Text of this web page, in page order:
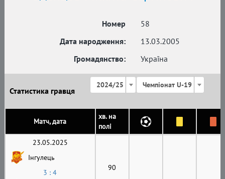
Номер
58
Дата народження:
13.03.2005
Громадянство:
Україна
Статистика гравця
2024/25 Чемпіонат U-19
Матч, дата
хв. на
полі
23.05.2025
Інгулець
3 : 4
90